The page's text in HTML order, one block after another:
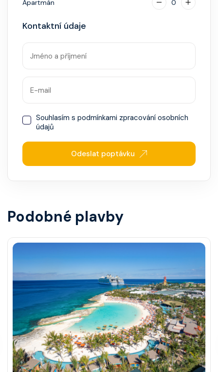
Apartmán 0
Kontaktní údaje
Souhlasím s podmínkami zpracování osobních
údajů
Odeslat poptávku
Podobné plavby